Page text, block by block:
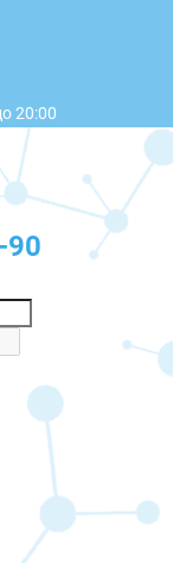
20:00
90